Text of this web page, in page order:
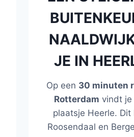
JE IN
Op een 30 minuten
Rotterdam vindt je
plaatsje Heerle. Dit
Roosendaal en